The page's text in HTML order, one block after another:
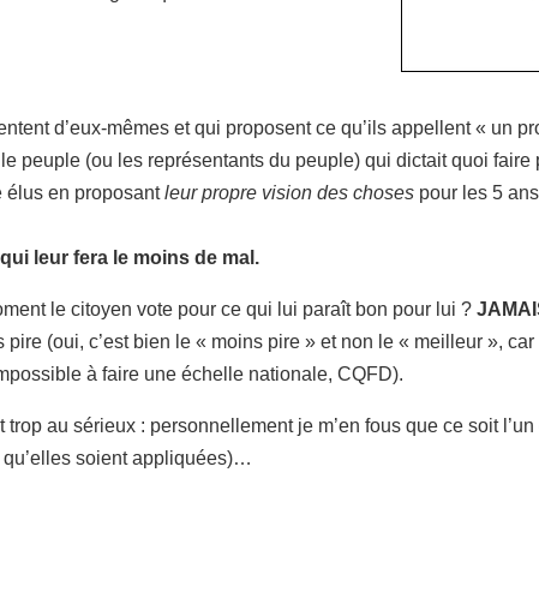
d’eux-mêmes et qui proposent ce qu’ils appellent « un
peuple (ou les représentants du peuple) qui dictait quoi faire
élus en proposantleur propre vision des choses pour les 5
leur fera le moins de mal.
le citoyen vote pour ce qui lui paraît bon pour lui ?
(oui, c’est bien le « moins pire » et non le « meilleur »,
à faire une échelle nationale, CQFD).
au sérieux : personnellement je m’en fous que ce soit
soient appliquées)…